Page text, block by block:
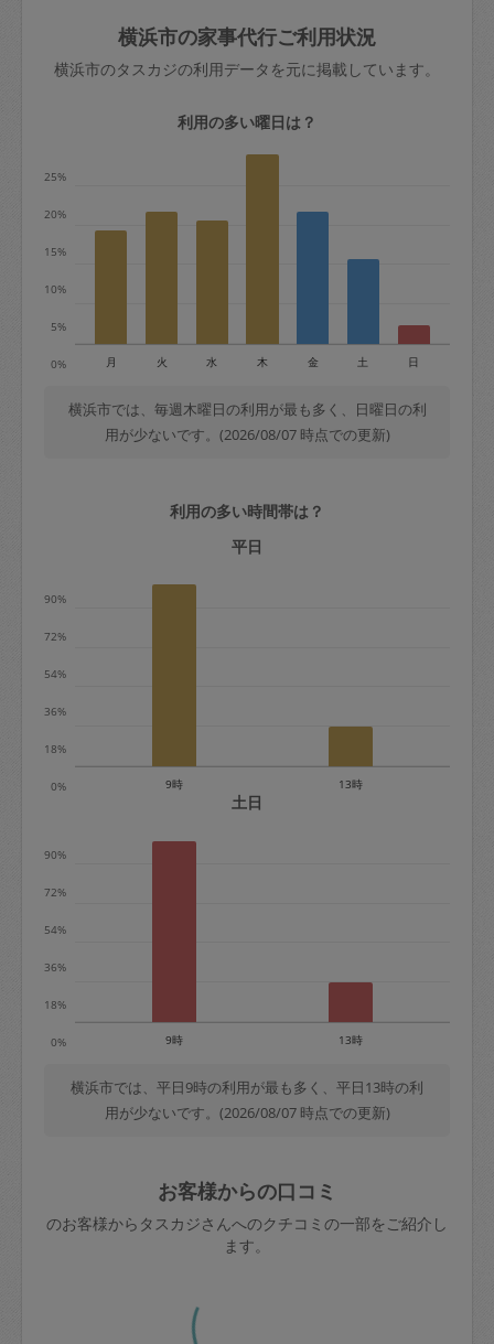
依頼者不在による当日キャンセル＝依頼
金額の100%＋交通費全額
※例：依頼日時／土曜日午前9時開始の場
50%
金曜日9時～土曜日8時まで＝依頼金額の
＋交通費全額
依頼者不在による当日キャンセル＝依頼
金額の100%＋交通費全額
定期契約をキャンセルする場合、毎週定
期は月2回まで隔週定期は月1回までキャ
※キャンセル料金の設定について：
きた場合は損害保険の対象外となるので
ご注意ください。
玉、など
あわせてこちらも参照ください：初めて
はありますか？
横浜市の家事代行ご利用状況
横浜市のタスカジの利用データを元に掲載しています。
利用の多い曜日は？
0%
5%
10%
15%
20%
25%
月 火 水 木 金 土 日
横浜市では、毎週木曜日の利用が最も多く、日曜日の利
用が少ないです。(2026/08/07 時点での更新)
利用の多い時間帯は？
平日
0%
18%
36%
54%
72%
90%
9時 13時
土日
0%
18%
36%
54%
72%
90%
9時 13時
横浜市では、平日9時の利用が最も多く、平日13時の利
用が少ないです。(2026/08/07 時点での更新)
お客様からの口コミ
のお客様からタスカジさんへのクチコミの一部をご紹介し
ます。